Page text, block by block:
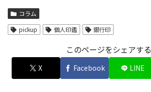
コラム
pickup
個人印鑑 銀行印
このページをシェアする
X Facebook LINE